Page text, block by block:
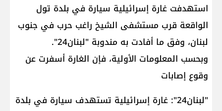
استهدفت غارة إسرائيلية سيارة في بلدة تول
الواقعة قرب مستشفى الشيخ راغب حرب في جنوب
لبنان، وفق ما أفادت به مندوبة "لبنان24".
وبحسب المعلومات الأولية، فإن الغارة أسفرت عن
وقوع إصابات
"لبنان24": غارة إسرائيلية تستهدف سيارة في بلدة